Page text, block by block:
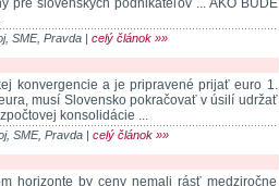
pre slovenských podnikateľov ... AKO BUDE
SME, Pravda | celý článok »»
konvergencie a je pripravené prijať euro 1.
musí Slovensko pokračovať v úsilí udržať
konsolidácie ...
SME, Pravda | celý článok »»
horizonte by ceny nemali rásť medziročne